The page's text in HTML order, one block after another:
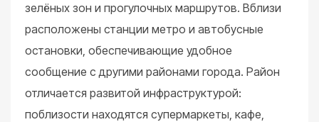
зелёных зон и прогулочных маршрутов. Вблизи
расположены станции метро и автобусные
остановки, обеспечивающие удобное
сообщение с другими районами города. Район
отличается развитой инфраструктурой:
поблизости находятся супермаркеты, кафе,